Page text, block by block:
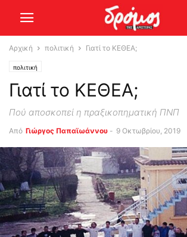
Αρχική πολιτική Γιατί το ΚΕΘΕΑ;
πολιτική
Γιατί το ΚΕΘΕΑ;
Πού αποσκοπεί η πραξικοπηματική ΠΝΠ
Από Γιώργος Παπαϊωάννου - 9 Οκτωβρίου, 2019